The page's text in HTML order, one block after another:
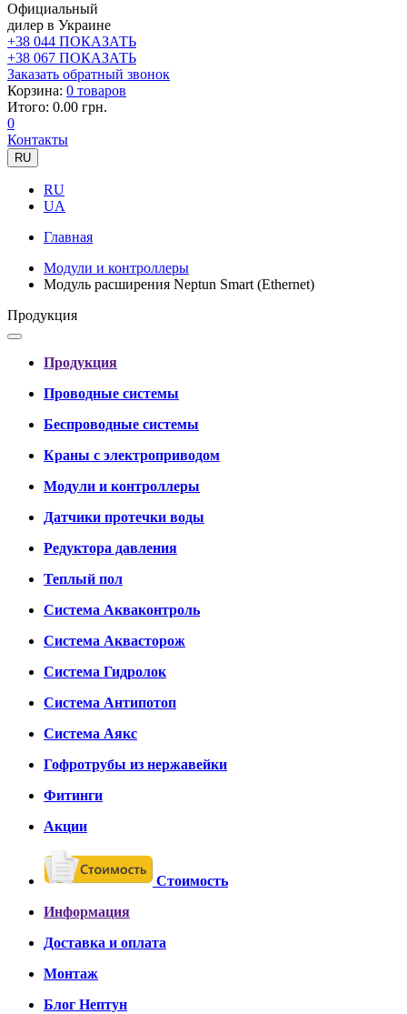
Официальный
дилер в Украине
+38 044 ПОКАЗАТЬ
+38 067 ПОКАЗАТЬ
Заказать обратный звонок
Корзина: 0 товаров
Итого: 0.00 грн.
0
Контакты
RU
RU
UA
Главная
Модули и контроллеры
Модуль расширения Neptun Smart (Ethernet)
Продукция
Продукция
Проводные системы
Беспроводные системы
Краны с электроприводом
Модули и контроллеры
Датчики протечки воды
Редуктора давления
Теплый пол
Система Акваконтроль
Система Аквасторож
Система Гидролок
Система Антипотоп
Система Аякс
Гофротрубы из нержавейки
Фитинги
Акции
Стоимость
Информация
Доставка и оплата
Монтаж
Блог Нептун